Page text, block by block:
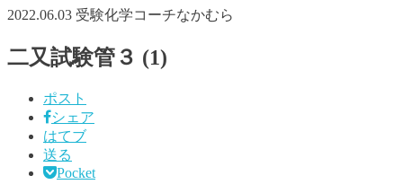
2022.06.03 受験化学コーチなかむら
二又試験管３ (1)
ポスト
シェア
はてブ
送る
Pocket